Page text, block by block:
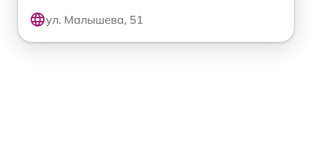
ул. Малышева, 51